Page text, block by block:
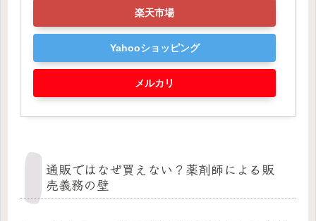
楽天市場
Yahooショッピング
メルカリ
通販ではなぜ買えない？薬剤師による販
売義務の壁